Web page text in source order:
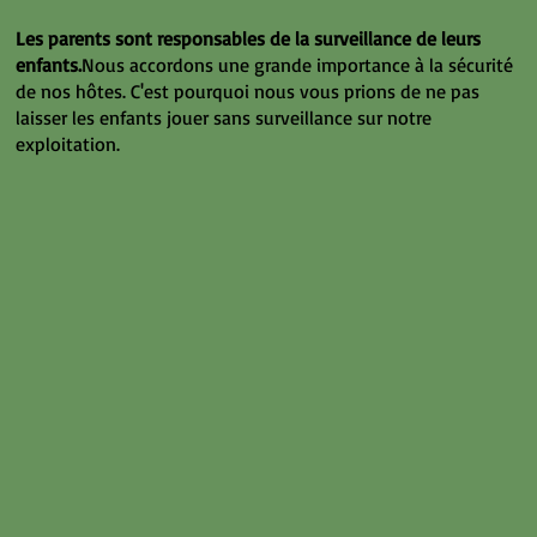
Les parents sont responsables de la surveillance de leurs
enfants.Nous accordons une grande importance à la sécurité
de nos hôtes. C'est pourquoi nous vous prions de ne pas
laisser les enfants jouer sans surveillance sur notre
exploitation.